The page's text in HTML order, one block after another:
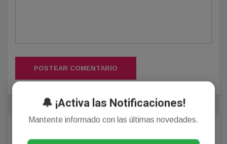
POSTEAR COMENTARIO
🔔 ¡Activa las Notificaciones!
Mantente informado con las últimas novedades.